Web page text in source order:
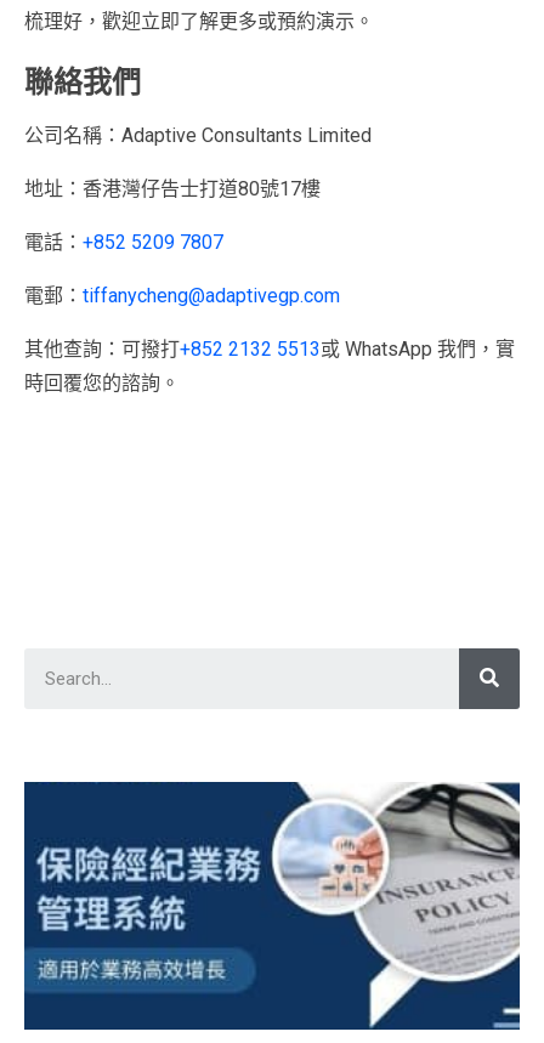
梳理好，歡迎立即了解更多或預約演示。
聯絡我們
公司名稱：Adaptive Consultants Limited
地址：香港灣仔告士打道80號17樓
電話： +852 5209 7807
電郵： tiffanycheng@adaptivegp.com
其他查詢：可撥打+852 2132 5513或 WhatsApp 我們，實
時回覆您的諮詢。